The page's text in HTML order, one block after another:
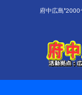
府中広島❜2000ヤ